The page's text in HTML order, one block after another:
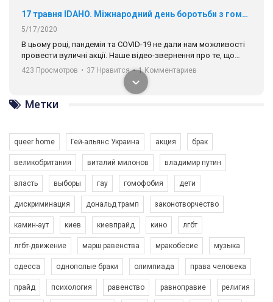
17 травня IDAHO. Міжнародний день боротьби з гомофобією трансфобією і біфобія.
5/17/2020
В цьому році, пандемія та COVІD-19 не дали нам можливості
провести вуличні акції. Наше відео-звернення про те, що
навіть коли ми у різних містах та не можемо зустрінеться, ми
разом. Ми закликаємо всіх хто поділяє цінності рівності та
солідарності, приєднатися до нас. Регіональні підрозділи
ГАУ є в 16 областях України.
Разом наш голос лунає гучніше!
423 Просмотров • 37 Нравится • 1 Комментариев
Зупинимо насильство проти ЛГБТ в Україні! Stop violence against LGBT in Ukraine!
6/30/2017
Емоційний та вражаючий промо-ролік на конкурс PACT, який
представляє програму "Гей-альянс Україна" з протидії
Метки
queer home Гей-альянс Украина акция брак
великобритания виталий милонов владимир путин
власть выборы гау гомофобия дети
дискриминация дональд трамп законотворчество
камин-аут киев киевпрайд кино лгбт
лгбт-движение марш равенства мракобесие музыка
одесса однополые браки олимпиада права человека
прайд психология равенство равноправие религия